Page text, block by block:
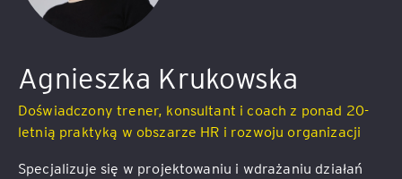
Agnieszka Krukowska
Doświadczony trener, konsultant i coach z ponad 20-
letnią praktyką w obszarze HR i rozwoju organizacji
Specjalizuje się w projektowaniu i wdrażaniu działań